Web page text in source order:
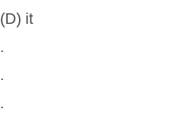
(D) it
.
.
.